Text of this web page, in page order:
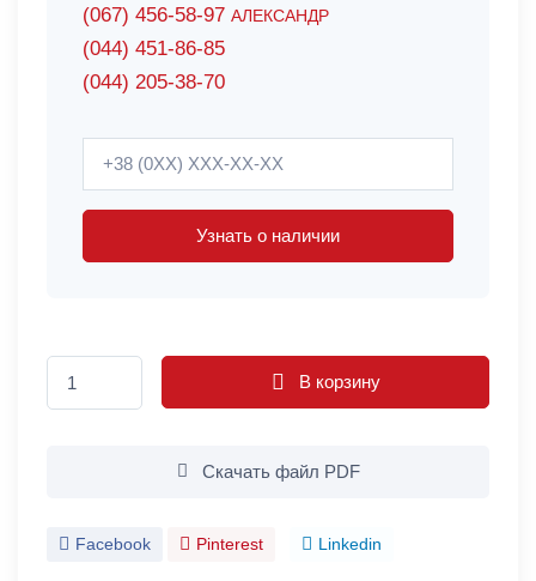
(067) 456-58-97 АЛЕКСАНДР
(044) 451-86-85
(044) 205-38-70
Узнать о наличии
В корзину
Скачать файл PDF
Facebook Pinterest Linkedin